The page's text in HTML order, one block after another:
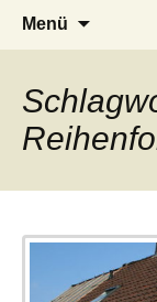
LUCKX
– das
Menü